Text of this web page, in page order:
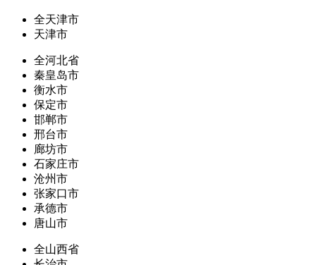
全天津市
天津市
全河北省
秦皇岛市
衡水市
保定市
邯郸市
邢台市
廊坊市
石家庄市
沧州市
张家口市
承德市
唐山市
全山西省